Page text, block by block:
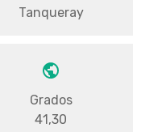
Tanqueray
Grados
41,30